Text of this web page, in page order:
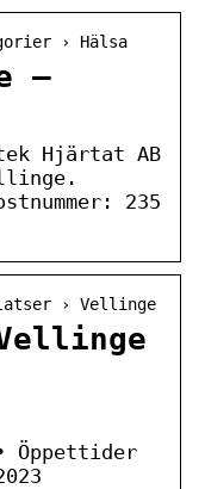
› Hälsa
–
Hjärtat AB
235
› Vellinge
• Öppettider